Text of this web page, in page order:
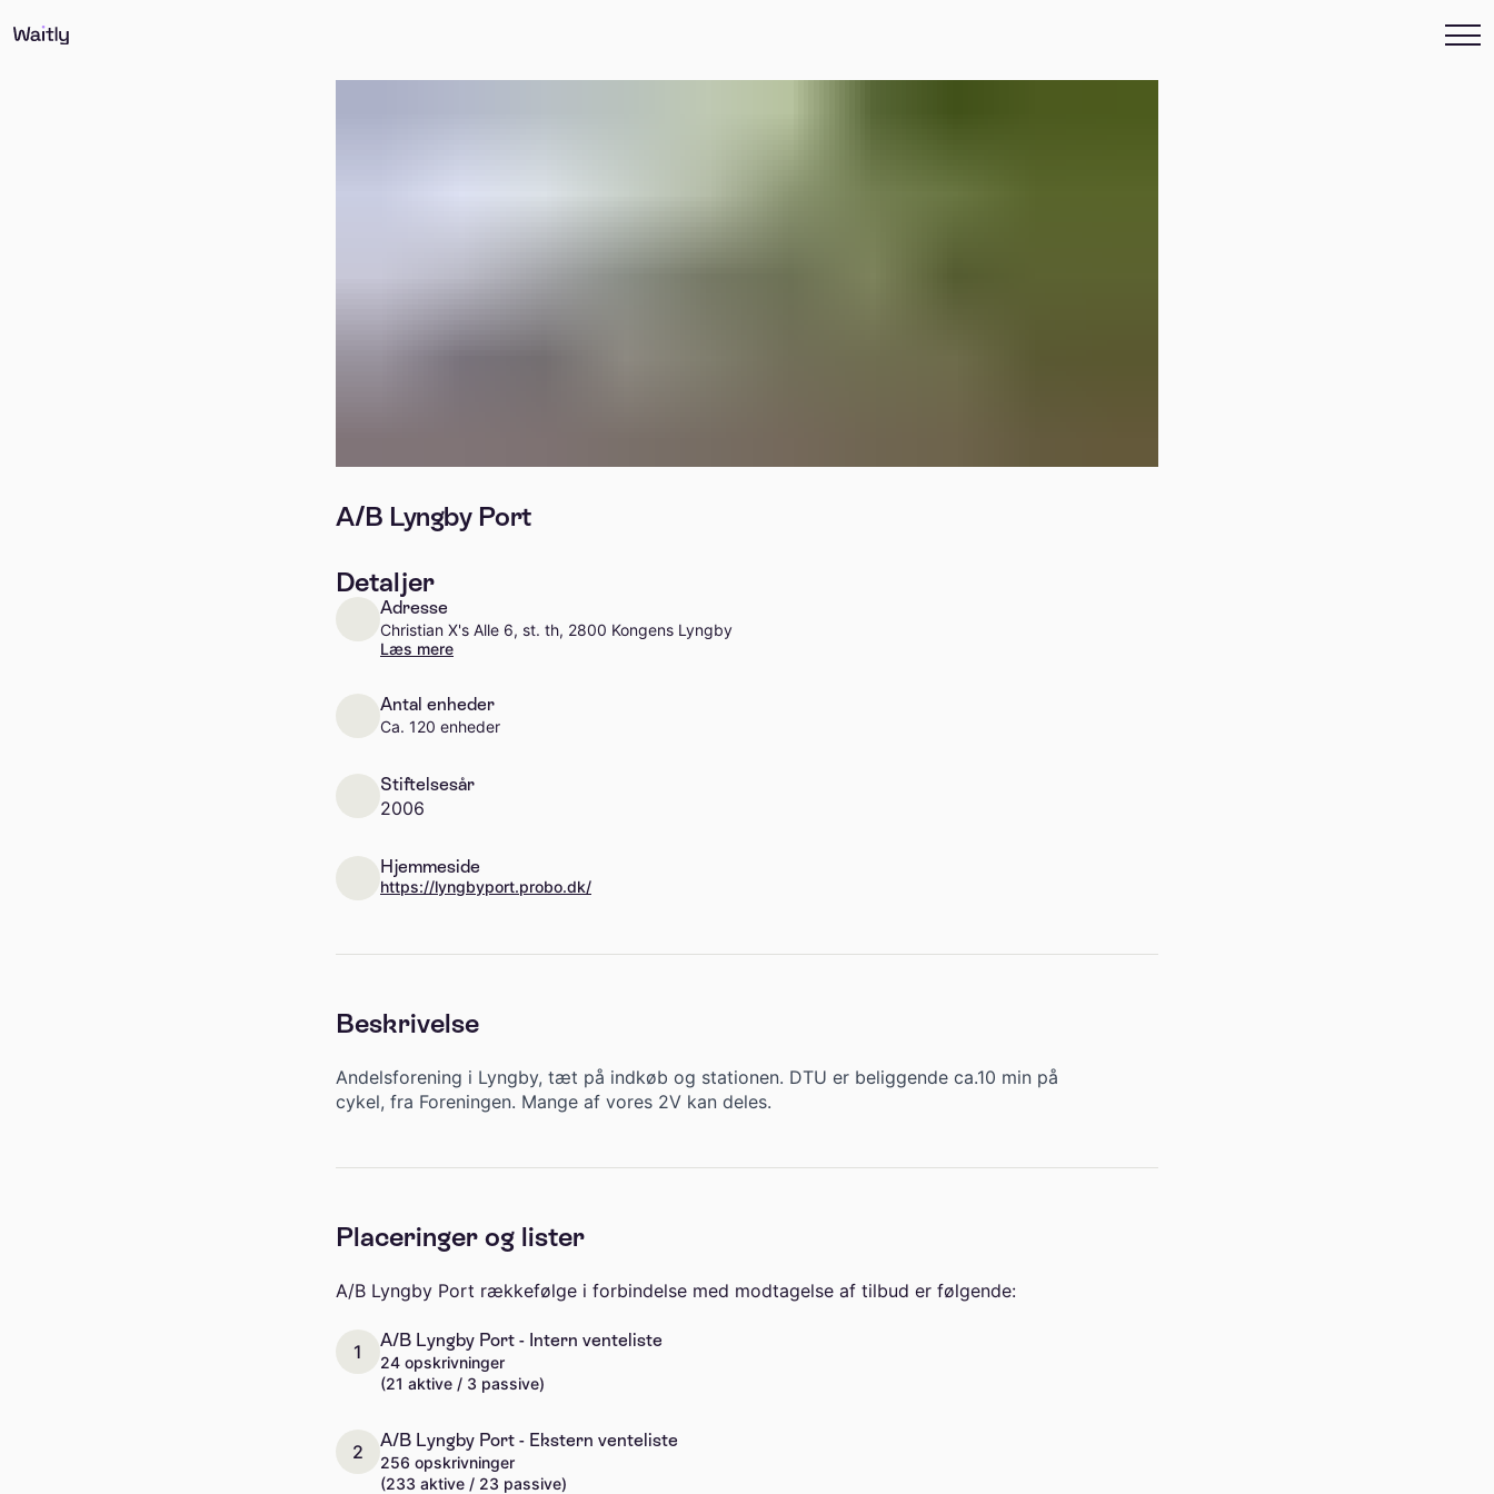
A/B Lyngby Port
Detaljer
Adresse
Christian X's Alle 6, st. th, 2800 Kongens Lyngby
Læs mere
Antal enheder
Ca. 120 enheder
Stiftelsesår
2006
Hjemmeside
https://lyngbyport.probo.dk/
Beskrivelse
Andelsforening i Lyngby, tæt på indkøb og stationen. DTU er beliggende ca.10 min på
cykel, fra Foreningen. Mange af vores 2V kan deles.
Placeringer og lister
A/B Lyngby Port rækkefølge i forbindelse med modtagelse af tilbud er følgende:
1
A/B Lyngby Port - Intern venteliste
24 opskrivninger
(21 aktive / 3 passive)
2
A/B Lyngby Port - Ekstern venteliste
256 opskrivninger
(233 aktive / 23 passive)